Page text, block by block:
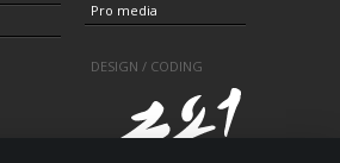
Pro media
DESIGN / CODING